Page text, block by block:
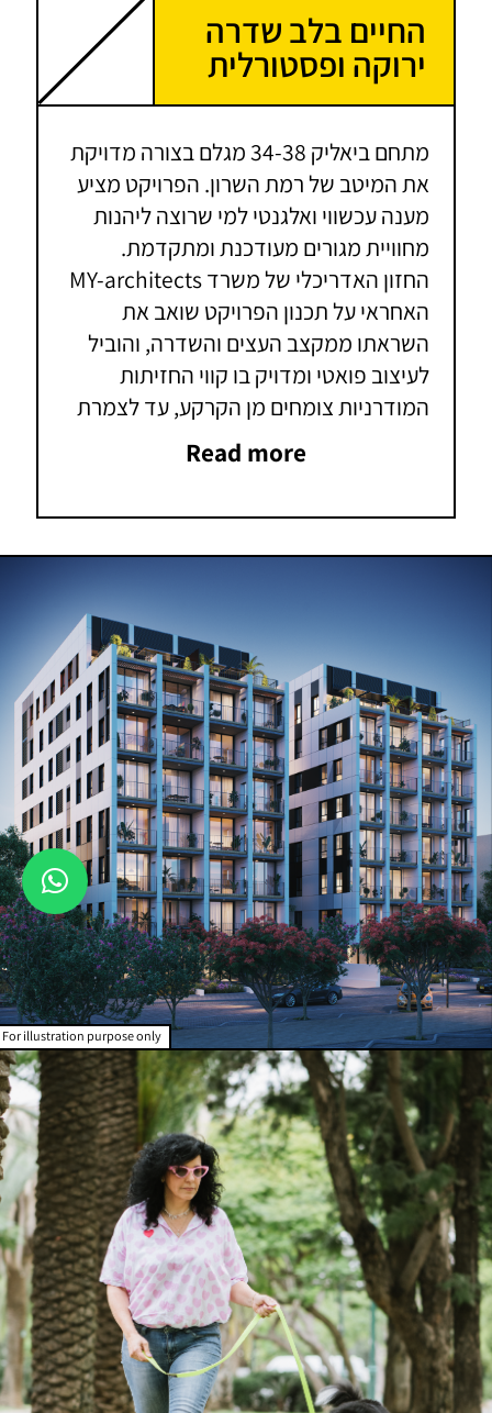
החיים בלב שדרה
ירוקה ופסטורלית
מתחם ביאליק 34-38 מגלם בצורה מדויקת
את המיטב של רמת השרון. הפרויקט מציע
מענה עכשווי ואלגנטי למי שרוצה ליהנות
מחוויית מגורים מעודכנת ומתקדמת.
החזון האדריכלי של משרד MY-architects
האחראי על תכנון הפרויקט שואב את
השראתו ממקצב העצים והשדרה, והוביל
לעיצוב פואטי ומדויק בו קווי החזיתות
המודרניות צומחים מן הקרקע, עד לצמרת
הבניין ונפתחים אל השמים. במקביל לעיצוב
החדשני והמודרני של הבניין, הדירות
חללים מרווחים הנפתחים אל המרפסות
המשקיפות אל עבר השדרה בחזית ולשטח
Read more
For illustration purpose only